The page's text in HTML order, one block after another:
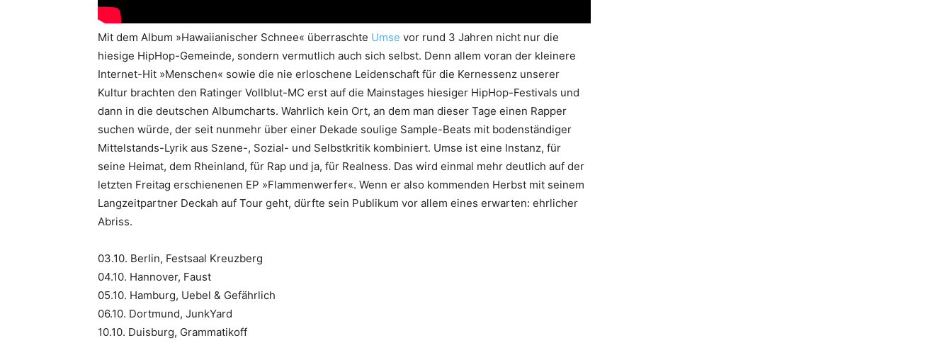
Mit dem Album »Hawaiianischer Schnee« überraschte Umse vor rund 3 Jahren nicht nur die
hiesige HipHop-Gemeinde, sondern vermutlich auch sich selbst. Denn allem voran der kleinere
Internet-Hit »Menschen« sowie die nie erloschene Leidenschaft für die Kernessenz unserer
Kultur brachten den Ratinger Vollblut-MC erst auf die Mainstages hiesiger HipHop-Festivals und
dann in die deutschen Albumcharts. Wahrlich kein Ort, an dem man dieser Tage einen Rapper
suchen würde, der seit nunmehr über einer Dekade soulige Sample-Beats mit bodenständiger
Mittelstands-Lyrik aus Szene-, Sozial- und Selbstkritik kombiniert. Umse ist eine Instanz, für
seine Heimat, dem Rheinland, für Rap und ja, für Realness. Das wird einmal mehr deutlich auf der
letzten Freitag erschienenen EP »Flammenwerfer«. Wenn er also kommenden Herbst mit seinem
Langzeitpartner Deckah auf Tour geht, dürfte sein Publikum vor allem eines erwarten: ehrlicher
Abriss.
03.10. Berlin, Festsaal Kreuzberg
04.10. Hannover, Faust
05.10. Hamburg, Uebel & Gefährlich
06.10. Dortmund, JunkYard
10.10. Duisburg, Grammatikoff